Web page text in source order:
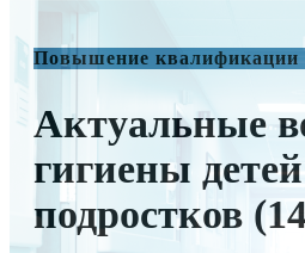
Повышение квалификации
Актуальные
гигиены
подростков